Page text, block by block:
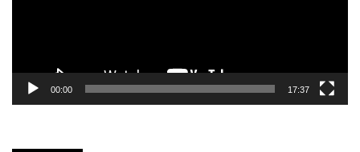
00:00 17:37